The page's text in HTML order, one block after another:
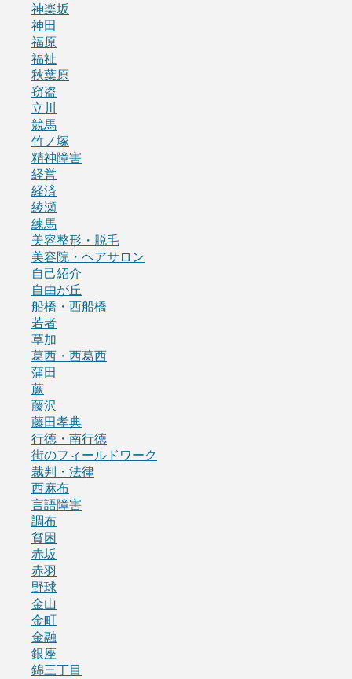
神楽坂
神田
福原
福祉
秋葉原
窃盗
立川
競馬
竹ノ塚
精神障害
経営
経済
綾瀬
練馬
美容整形・脱毛
美容院・ヘアサロン
自己紹介
自由が丘
船橋・西船橋
若者
草加
葛西・西葛西
蒲田
蕨
藤沢
藤田孝典
行徳・南行徳
街のフィールドワーク
裁判・法律
西麻布
言語障害
調布
貧困
赤坂
赤羽
野球
金山
金町
金融
銀座
錦三丁目